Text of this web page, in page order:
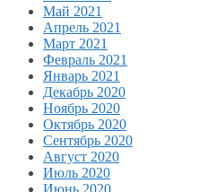
Май 2021
Апрель 2021
Март 2021
Февраль 2021
Январь 2021
Декабрь 2020
Ноябрь 2020
Октябрь 2020
Сентябрь 2020
Август 2020
Июль 2020
Июнь 2020